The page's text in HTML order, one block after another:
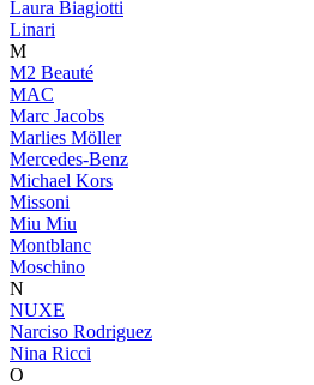
Laura Biagiotti
Linari
M
M2 Beauté
MAC
Marc Jacobs
Marlies Möller
Mercedes-Benz
Michael Kors
Missoni
Miu Miu
Montblanc
Moschino
N
NUXE
Narciso Rodriguez
Nina Ricci
O